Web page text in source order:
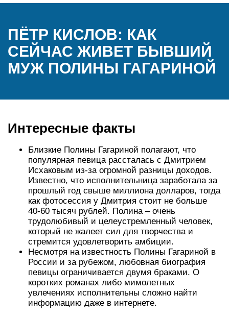
ПЁТР КИСЛОВ: КАК
СЕЙЧАС ЖИВЕТ БЫВШИЙ
МУЖ ПОЛИНЫ ГАГАРИНОЙ
Интересные факты
Близкие Полины Гагариной полагают, что
популярная певица рассталась с Дмитрием
Исхаковым из-за огромной разницы доходов.
Известно, что исполнительница заработала за
прошлый год свыше миллиона долларов, тогда
как фотосессия у Дмитрия стоит не больше
40-60 тысяч рублей. Полина – очень
трудолюбивый и целеустремленный человек,
который не жалеет сил для творчества и
стремится удовлетворить амбиции.
Несмотря на известность Полины Гагариной в
России и за рубежом, любовная биография
певицы ограничивается двумя браками. О
коротких романах либо мимолетных
увлечениях исполнительны сложно найти
информацию даже в интернете.